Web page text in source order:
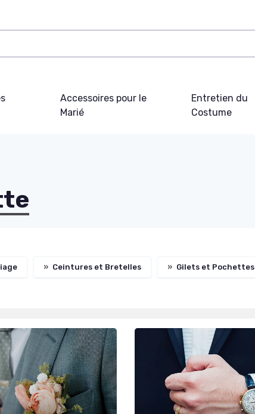
Accessoires pour le
Marié
Entretien du
Costume
» Ceintures et Bretelles » Gilets et Pochettes